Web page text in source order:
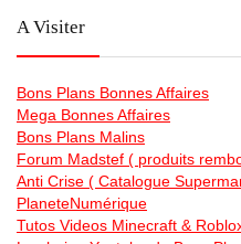
A Visiter
Bons Plans Bonnes Affaires
Mega Bonnes Affaires
Bons Plans Malins
Forum Madstef ( produits
Anti Crise ( Catalogue
PlaneteNumérique
Tutos Videos Minecraft &